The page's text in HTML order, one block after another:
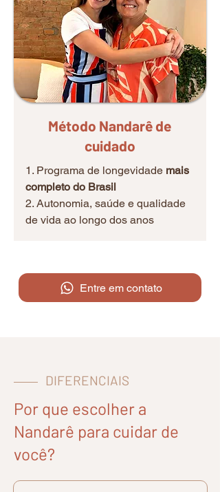
Método Nandarê de
cuidado
1. Programa de longevidade mais
completo do Brasil
2. Autonomia, saúde e qualidade
de vida ao longo dos anos
Entre em contato
DIFERENCIAIS
Por que escolher a
Nandarê para cuidar de
você?